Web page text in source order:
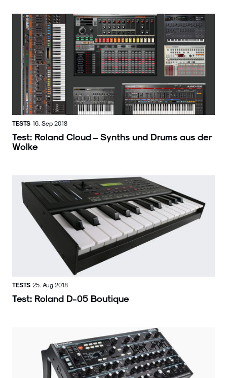
TESTS 16. Sep 2018
Test: Roland Cloud – Synths und Drums aus der
Wolke
TESTS 25. Aug 2018
Test: Roland D-05 Boutique